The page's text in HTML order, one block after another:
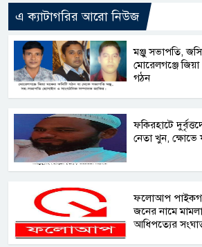
এ ক্যাটাগরির আরো নিউজ
মঞ্জু সভাপতি,
মোরেলগঞ্জে
গঠন
ফকিরহাটে
নেতা খুন, ক্ষোভে
ফলোআপ
জনের নামে
আধিপত্যের